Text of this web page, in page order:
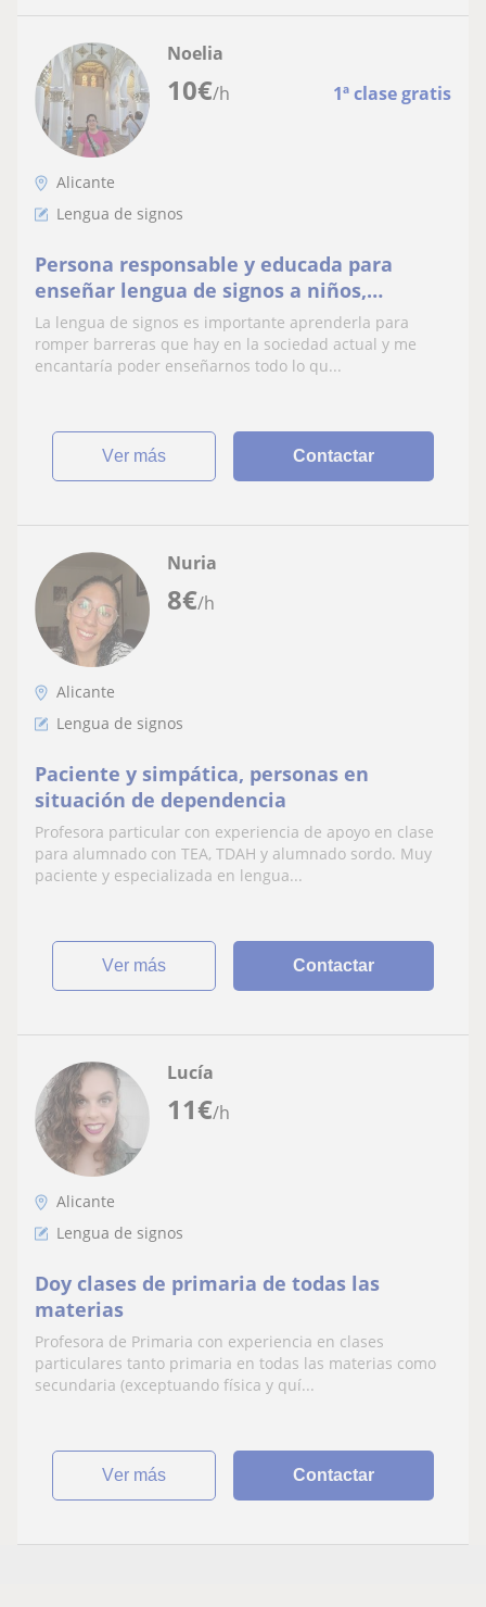
10€/h 1ª clase gratis
Noelia
Alicante
Lengua de signos
Persona responsable y educada para
enseñar lengua de signos a niños,
adolescentes o adultos que quieran
aprender.
La lengua de signos es importante aprenderla para
romper barreras que hay en la sociedad actual y me
encantaría poder enseñarnos todo lo qu...
ver más Contactar
8€/h
Nuria
Alicante
Lengua de signos
Paciente y simpática, personas en
situación de dependencia
Profesora particular con experiencia de apoyo en clase
para alumnado con TEA, TDAH y alumnado sordo. Muy
paciente y especializada en lengua...
ver más Contactar
11€/h
Lucía
Alicante
Lengua de signos
Doy clases de primaria de todas las
materias
Profesora de Primaria con experiencia en clases
particulares tanto primaria en todas las materias como
secundaria (exceptuando física y quí...
ver más Contactar